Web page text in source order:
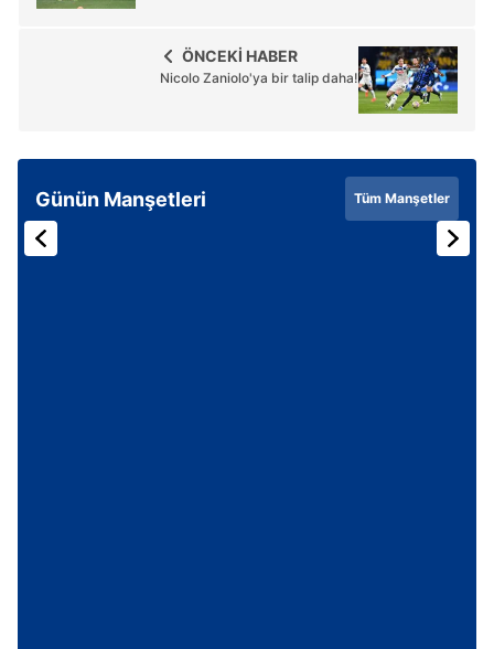
ÖNCEKİ HABER
Nicolo Zaniolo'ya bir talip daha!
Günün Manşetleri Tüm Manşetler